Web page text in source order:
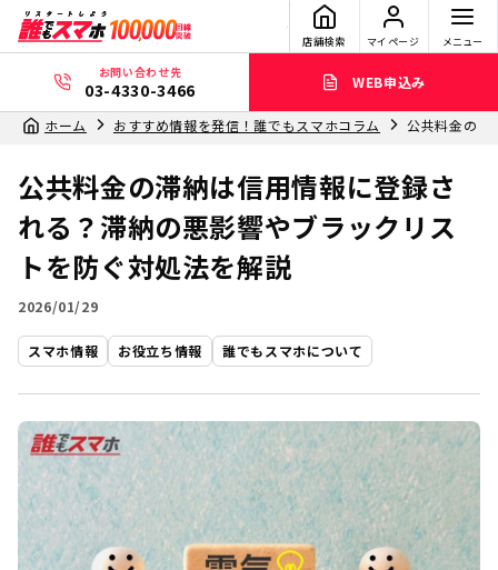
店舗検索 マイページ メニュー
お問い合わせ先
03-4330-3466 WEB申込み
ホーム おすすめ情報を発信！誰でもスマホコラム 公共料金の滞
公共料金の滞納は信用情報に登録さ
れる？滞納の悪影響やブラックリス
トを防ぐ対処法を解説
2026/01/29
スマホ情報 お役立ち情報 誰でもスマホについて